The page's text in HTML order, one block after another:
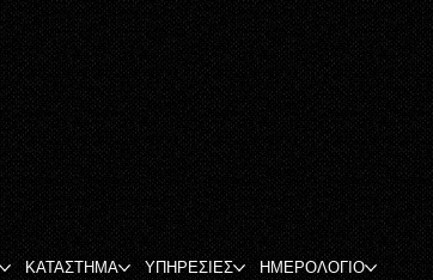
ΚΑΤΑΣΤΗΜΑ ΥΠΗΡΕΣΙΕΣ ΗΜΕΡΟΛΟΓΙΟ